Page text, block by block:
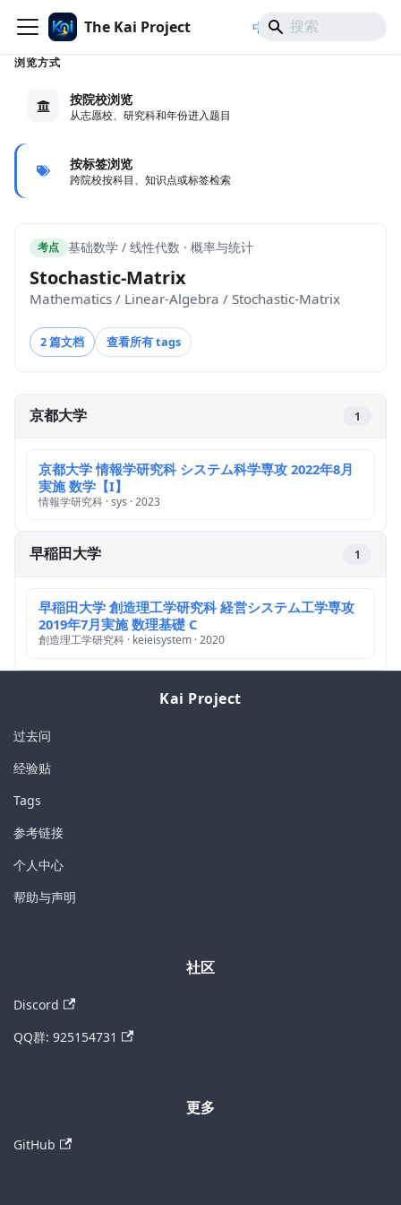
The Kai Project 中文/ 日本語
浏览方式
按院校浏览
从志愿校、研究科和年份进入题目
按标签浏览
跨院校按科目、知识点或标签检索
考点 基础数学 / 线性代数 · 概率与统计
Stochastic-Matrix
Mathematics / Linear-Algebra / Stochastic-Matrix
2 篇文档 查看所有 tags
京都大学 1
京都大学 情報学研究科 システム科学専攻 2022年8月
実施 数学【I】
情報学研究科 · sys · 2023
早稲田大学 1
早稲田大学 創造理工学研究科 経営システム工学専攻
2019年7月実施 数理基礎 C
創造理工学研究科 · keieisystem · 2020
Kai Project
过去问
经验贴
Tags
参考链接
个人中心
帮助与声明
社区
Discord
QQ群: 925154731
更多
GitHub